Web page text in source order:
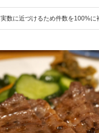
実数に近づけるため件数を100%に